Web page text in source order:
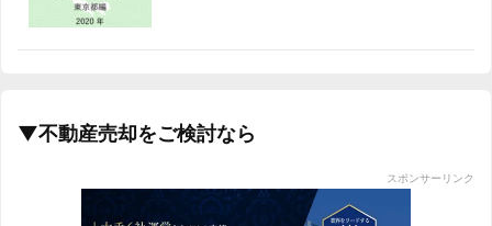
▼不動産売却をご検討なら
スポンサーリンク